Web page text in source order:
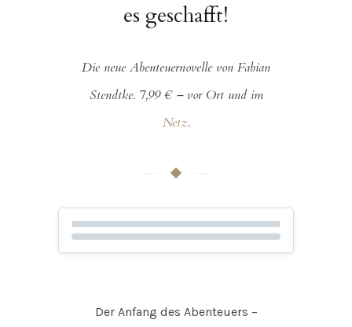
es geschafft!
Die neue Abenteuernovelle von Fabian
Stendtke. 7,99 € – vor Ort und im
Netz.
Der Anfang des Abenteuers –